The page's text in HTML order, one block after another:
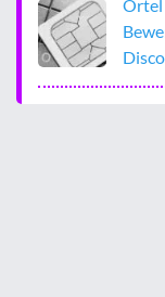
Ortel